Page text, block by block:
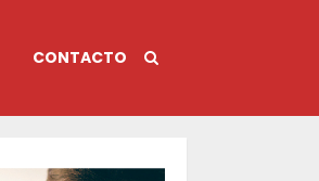
CONTACTO